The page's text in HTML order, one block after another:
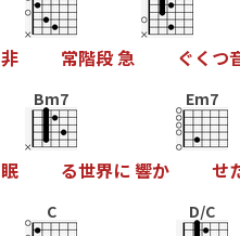
非 常階段急 ぐ く つ
眠
Bm7
る世界に響か
Em7
せ
C D/C